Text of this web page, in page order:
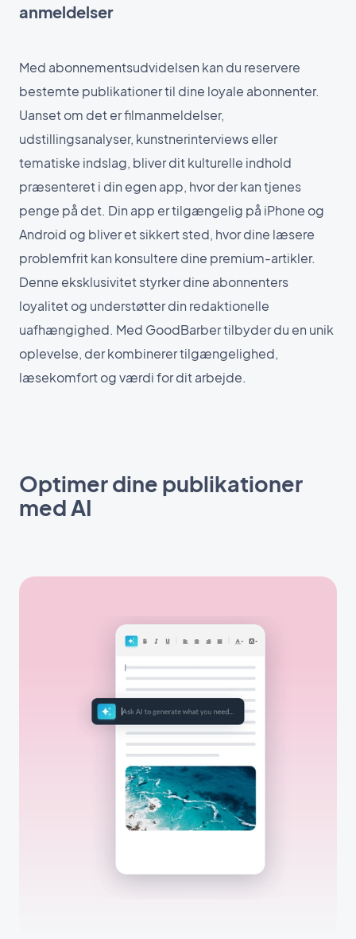
anmeldelser
Med abonnementsudvidelsen kan du reservere
bestemte publikationer til dine loyale abonnenter.
Uanset om det er filmanmeldelser,
udstillingsanalyser, kunstnerinterviews eller
tematiske indslag, bliver dit kulturelle indhold
præsenteret i din egen app, hvor der kan tjenes
penge på det. Din app er tilgængelig på iPhone og
Android og bliver et sikkert sted, hvor dine læsere
problemfrit kan konsultere dine premium-artikler.
Denne eksklusivitet styrker dine abonnenters
loyalitet og understøtter din redaktionelle
uafhængighed. Med GoodBarber tilbyder du en unik
oplevelse, der kombinerer tilgængelighed,
læsekomfort og værdi for dit arbejde.
Optimer dine publikationer
med AI